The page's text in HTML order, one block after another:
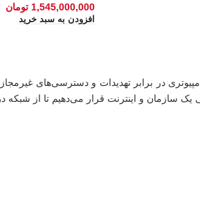
1,545,000,000 تومان
افزودن به سبد خرید
در برابر تهدیدات و دسترسی‌های
سازمان و اینترنت قرار می‌دهیم تا از